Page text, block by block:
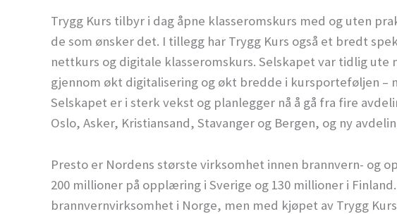
Trygg Kurs tilbyr i dag åpne klasseromskurs med og uten
de som ønsker det. I tillegg har Trygg Kurs også et bredt
nettkurs og digitale klasseromskurs. Selskapet var tidlig ute
gjennom økt digitalisering og økt bredde i kursporteføljen –
Selskapet er i sterk vekst og planlegger nå å gå fra fire
Oslo, Asker, Kristiansand, Stavanger og Bergen, og ny
Presto er Nordens største virksomhet innen brannvern- og
200 millioner på opplæring i Sverige og 130 millioner i
brannvernvirksomhet i Norge, men med kjøpet av Trygg